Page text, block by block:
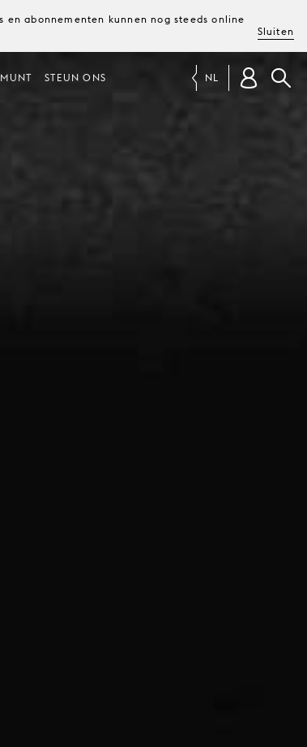
abonnementen kunnen nog steeds online
Sluiten
STEUN ONS NL